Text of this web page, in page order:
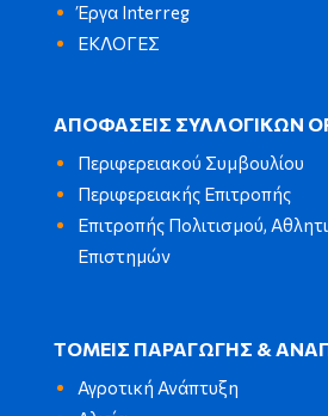
Έργα Interreg
ΕΚΛΟΓΕΣ
ΑΠΟΦΑΣΕΙΣ ΣΥΛΛΟΓΙΚΩΝ
Περιφερειακού Συμβουλίου
Περιφερειακής Επιτροπής
Επιτροπής Πολιτισμού,
Επιστημών
ΤΟΜΕΙΣ ΠΑΡΑΓΩΓΗΣ &
Αγροτική Ανάπτυξη